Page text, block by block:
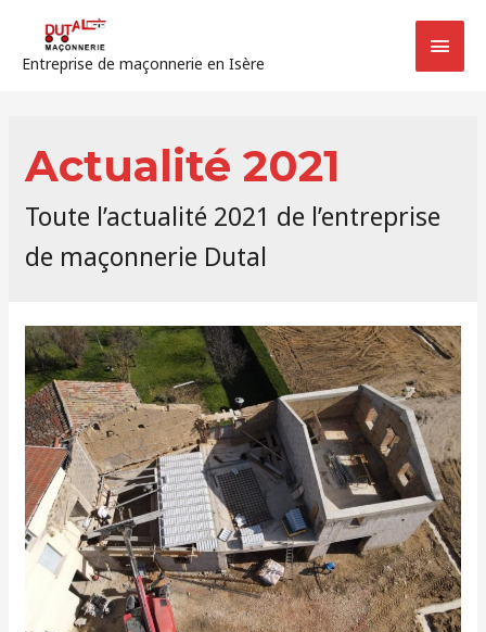
Entreprise de maçonnerie en Isère
Actualité 2021
Toute l’actualité 2021 de l’entreprise
de maçonnerie Dutal